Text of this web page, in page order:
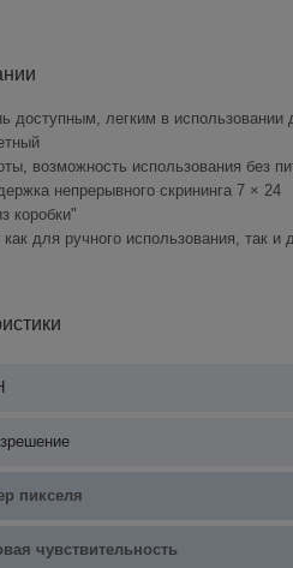
доступным, легким в использовании
возможность использования без
непрерывного скрининга 7 × 24
коробки"
для ручного использования, так и
пикселя
чувствительность